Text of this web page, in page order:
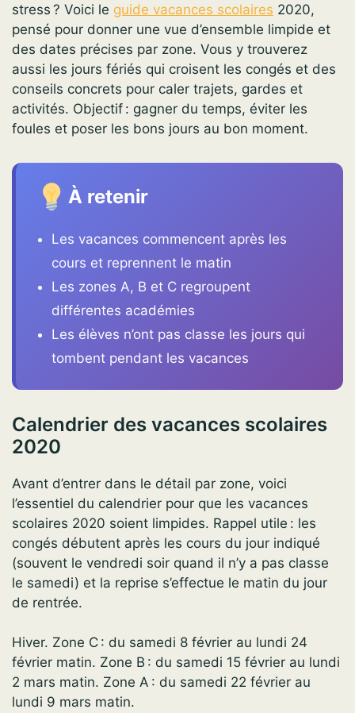
stress ? Voici le guide vacances scolaires 2020,
pensé pour donner une vue d’ensemble limpide et
des dates précises par zone. Vous y trouverez
aussi les jours fériés qui croisent les congés et des
conseils concrets pour caler trajets, gardes et
activités. Objectif : gagner du temps, éviter les
foules et poser les bons jours au bon moment.
À retenir
Les vacances commencent après les
cours et reprennent le matin
Les zones A, B et C regroupent
différentes académies
Les élèves n’ont pas classe les jours qui
tombent pendant les vacances
Calendrier des vacances scolaires
2020
Avant d’entrer dans le détail par zone, voici
l’essentiel du calendrier pour que les vacances
scolaires 2020 soient limpides. Rappel utile : les
congés débutent après les cours du jour indiqué
(souvent le vendredi soir quand il n’y a pas classe
le samedi) et la reprise s’effectue le matin du jour
de rentrée.
Hiver. Zone C : du samedi 8 février au lundi 24
février matin. Zone B : du samedi 15 février au lundi
2 mars matin. Zone A : du samedi 22 février au
lundi 9 mars matin.